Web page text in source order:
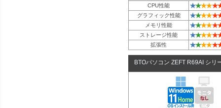
CPU性能
★★★★★
グラフィック性能 ★★★★★
メモリ性能 ★★★★★
ストレージ性能 ★★★★★
拡張性 ★★★★★
BTOパソコン ZEFT R69AI シリ